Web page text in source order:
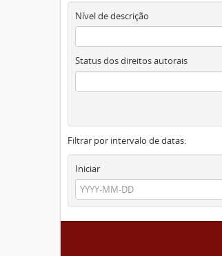
Nível de descrição
Status dos direitos autorais
Filtrar por intervalo de datas:
Iniciar